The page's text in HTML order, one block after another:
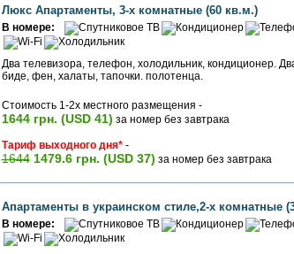
Люкс Апартаменты, 3-х комнатные (60 кв.м.)
В номере:
Два телевизора, телефон, холодильник, кондиционер.
биде, фен, халаты, тапочки. полотенца.
Стоимость 1-2х местного размещения -
1644 грн. (USD 41) за номер без завтрака
Тариф выходного дня*-
1644 1479.6 грн. (USD 37) за номер без завтрака
Апартаменты в украинском стиле,2-х комнатные
В номере: